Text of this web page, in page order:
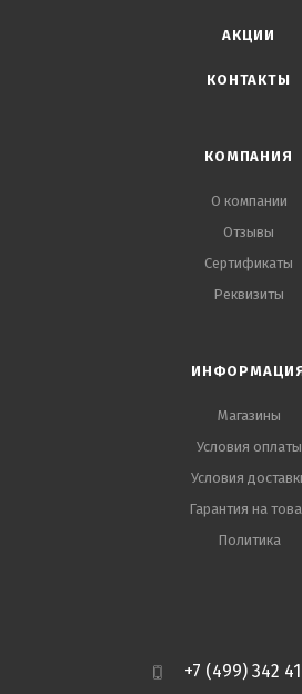
АКЦИИ
КОНТАКТЫ
КОМПАНИЯ
О компании
Отзывы
Сертификаты
Реквизиты
Магазины
Условия оплаты
Условия
Гарантия на
Политика
+7 (499) 342